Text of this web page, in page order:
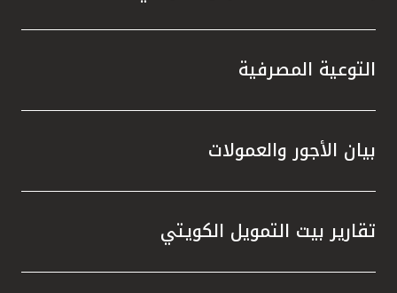
التوعية المصرفية
بيان الأجور والعمولات
تقارير بيت التمويل الكويتي